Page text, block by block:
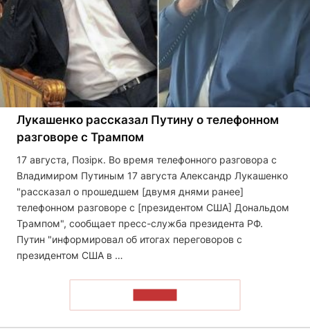
Лукашенко рассказал Путину о телефонном
разговоре с Трампом
17 августа, Позірк. Во время телефонного разговора с
Владимиром Путиным 17 августа Александр Лукашенко
"рассказал о прошедшем [двумя днями ранее]
телефонном разговоре с [президентом США] Дональдом
Трампом", сообщает пресс-служба президента РФ.
Путин "информировал об итогах переговоров с
президентом США в …